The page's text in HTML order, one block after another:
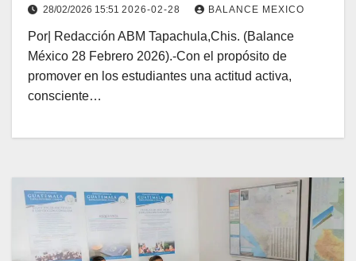
28/02/2026 15:51 2026-02-28 BALANCE MEXICO
Por| Redacción ABM Tapachula,Chis. (Balance
México 28 Febrero 2026).-Con el propósito de
promover en los estudiantes una actitud activa,
consciente…